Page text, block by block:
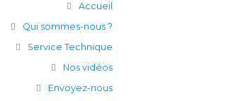
Accueil
Qui sommes-nous ?
Service Technique
Nos vidéos
Envoyez-nous